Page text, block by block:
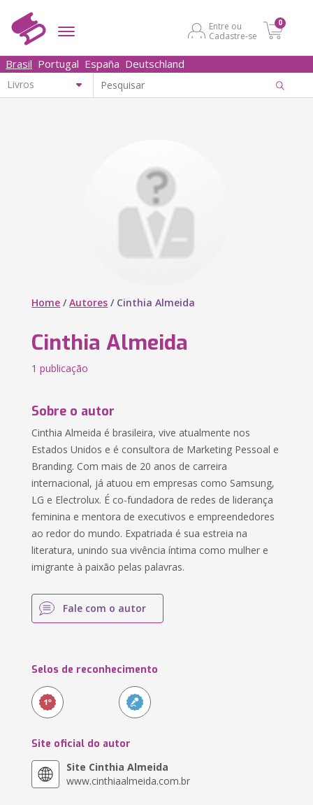
Entre ou
Cadastre-se
0
Brasil Portugal España Deutschland
Home /Autores / Cinthia Almeida
Cinthia Almeida
1 publicação
Sobre o autor
Cinthia Almeida é brasileira, vive atualmente nos
Estados Unidos e é consultora de Marketing Pessoal e
Branding. Com mais de 20 anos de carreira
internacional, já atuou em empresas como Samsung,
LG e Electrolux. É co-fundadora de redes de liderança
feminina e mentora de executivos e empreendedores
ao redor do mundo. Expatriada é sua estreia na
literatura, unindo sua vivência íntima como mulher e
imigrante à paixão pelas palavras.
Fale com o autor
Selos de reconhecimento
Site oficial do autor
Site Cinthia Almeida
www.cinthiaalmeida.com.br